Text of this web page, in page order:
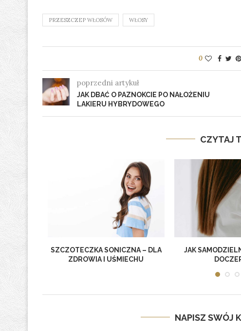
PRZESZCZEP WŁOSÓW WŁOSY
0
poprzedni artykuł
JAK DBAĆ O PAZNOKCIE PO NAŁOŻENIU
LAKIERU HYBRYDOWEGO
CZYTAJ
– CO
SZCZOTECZKA SONICZNA – DLA
ZDROWIA I UŚMIECHU
JAK
NAPISZ SWÓJ